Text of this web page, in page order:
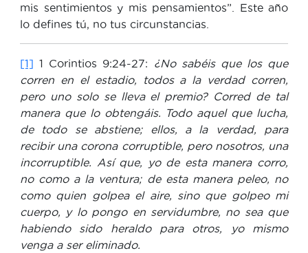
mis sentimientos y mis pensamientos”. Este año
lo defines tú, no tus circunstancias.
[1] 1 Corintios 9:24-27: ¿No sabéis que los que
corren en el estadio, todos a la verdad corren,
pero uno solo se lleva el premio? Corred de tal
manera que lo obtengáis. Todo aquel que lucha,
de todo se abstiene; ellos, a la verdad, para
recibir una corona corruptible, pero nosotros, una
incorruptible. Así que, yo de esta manera corro,
no como a la ventura; de esta manera peleo, no
como quien golpea el aire, sino que golpeo mi
cuerpo, y lo pongo en servidumbre, no sea que
habiendo sido heraldo para otros, yo mismo
venga a ser eliminado.